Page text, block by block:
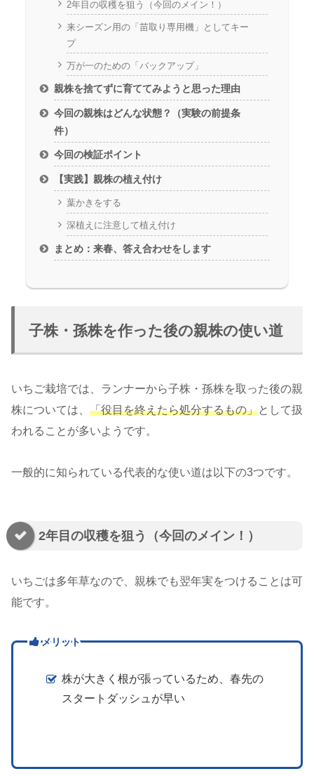
2年目の収穫を狙う（今回のメイン！）
来シーズン用の「苗取り専用機」としてキー
プ
万が一のための「バックアップ」
親株を捨てずに育ててみようと思った理由
今回の親株はどんな状態？（実験の前提条
件）
今回の検証ポイント
【実践】親株の植え付け
葉かきをする
深植えに注意して植え付け
まとめ：来春、答え合わせをします
子株・孫株を作った後の親株の使い道
いちご栽培では、ランナーから子株・孫株を取った後の親
株については、 「役目を終えたら処分するもの」として扱
われることが多いようです。
一般的に知られている代表的な使い道は以下の3つです。
2年目の収穫を狙う（今回のメイン！）
いちごは多年草なので、親株でも翌年実をつけることは可
能です。
メリット
株が大きく根が張っているため、春先の
スタートダッシュが早い